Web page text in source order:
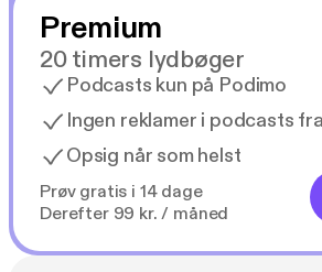
Premium
20 timers lydbøger
Podcasts kun på Podimo
Ingen reklamer i podcasts
Opsig når som helst
Prøv gratis i 14 dage
Derefter 99 kr. / måned